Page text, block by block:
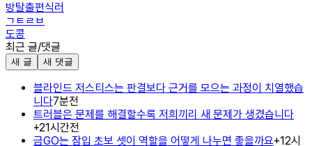
방탈출편식러
ㄱㅌㄹㅂ
도콩
최근 글/댓글
새 글 새 댓글
블라인드 저스티스는 판결보다 근거를 모으는 과정이 치열했습
니다7분전
트러블은 문제를 해결할수록 저희끼리 새 문제가 생겼습니다
+21시간전
금GO는 잠입 초보 셋이 역할을 어떻게 나누면 좋을까요+12시